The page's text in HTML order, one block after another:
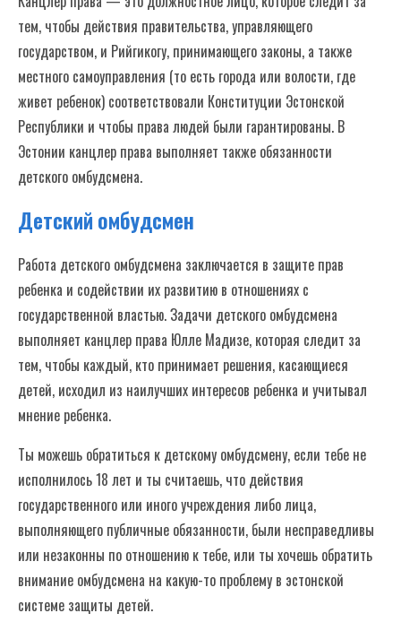
тем, чтобы действия правительства, управляющего
государством, и Рийгикогу, принимающего законы, а также
местного самоуправления (то есть города или волости, где
живет ребенок) соответствовали Конституции Эстонской
Республики и чтобы права людей были гарантированы. В
Эстонии канцлер права выполняет также обязанности
детского омбудсмена.
Детский омбудсмен
Работа детского омбудсмена заключается в защите прав
ребенка и содействии их развитию в отношениях с
государственной властью. Задачи детского омбудсмена
выполняет канцлер права Юлле Мадизе, которая следит за
тем, чтобы каждый, кто принимает решения, касающиеся
детей, исходил из наилучших интересов ребенка и учитывал
мнение ребенка.
Ты можешь обратиться к детскому омбудсмену, если тебе не
исполнилось 18 лет и ты считаешь, что действия
государственного или иного учреждения либо лица,
выполняющего публичные обязанности, были несправедливы
или незаконны по отношению к тебе, или ты хочешь обратить
внимание омбудсмена на какую-то проблему в эстонской
системе защиты детей.